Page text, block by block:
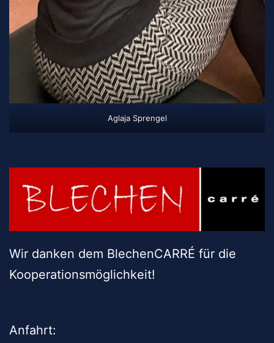
Aglaja Sprengel
Wir danken dem BlechenCARRÉ für die
Kooperationsmöglichkeit!
Anfahrt: